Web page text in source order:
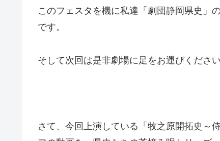
このフェスタを機に私達「劇団静岡県史」
です。
そして次回は是非劇場に足をお運びください
さて、今回上演している「牧之原開拓史～